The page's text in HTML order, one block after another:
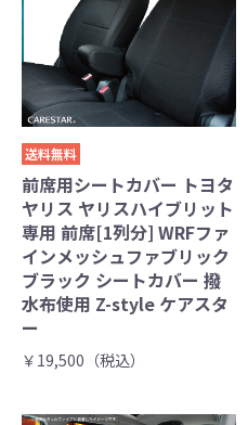
送料無料
前席用シートカバー トヨタ
ヤリス ヤリスハイブリット
専用 前席[1列分] WRFファ
インメッシュファブリック
ブラック シートカバー 撥
水布使用 Z-style ケアスタ
ー
￥19,500（税込）